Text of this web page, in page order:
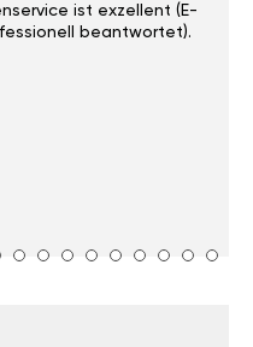
ist exzellent (E-
beantwortet).